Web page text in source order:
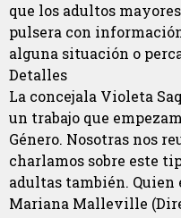
que los adultos
pulsera con
alguna situación o
Detalles
La concejala Violeta
un trabajo que
Género. Nosotras nos
charlamos sobre este
adultas también. Quien
Mariana Malleville